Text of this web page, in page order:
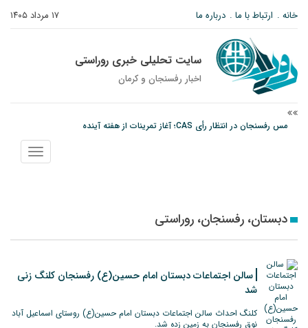
۱۷ مرداد ۱۴۰۵ خانه ارتباط با ما درباره ما
سایت تحلیلی خبری روراستی
اخبار رفسنجان و كرمان
مس رفسنجان در انتظار رأی CAS؛ آغاز تمرینات از هفته آینده
پیام رئیس کل دادگستری استان کرمان به مناسبت ۱۷ مردادماه سالروز شهادت شهید
نمایش
منو
دبستان، رفسنجان، روراستی
سالن اجتماعات دبستان امام حسین(ع) رفسنجان کلنگ زنی
شد
کلنگ احداث سالن اجتماعات دبستان امام حسین(ع) روستای اسماعیل آباد
نوق رفسنجان به زمین زده شد.